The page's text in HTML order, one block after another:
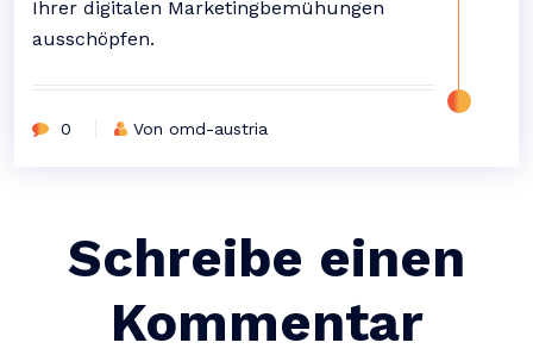
Ihrer digitalen Marketingbemühungen
ausschöpfen.
0 Von omd-austria
Schreibe einen
Kommentar